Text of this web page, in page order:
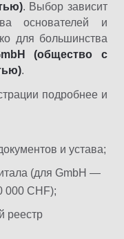
. Выбор зависит
основателей и
для большинства
(общество с
.
подробнее и
и устава;
(для GmbH —
000 CHF);
реестр